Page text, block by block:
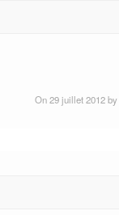
On 29 juillet 2012 by